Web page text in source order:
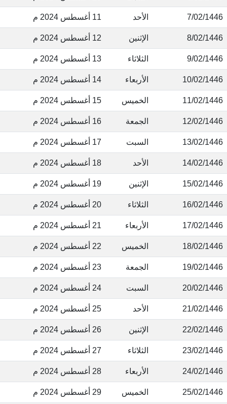
7/02/ الأحد 11 أغسطس 2024 م
8/02/ الإثنين 12 أغسطس 2024 م
9/02/ الثلاثاء 13 أغسطس 2024 م
10/02/ الأربعاء 14 أغسطس 2024 م
11/02/ الخميس 15 أغسطس 2024 م
12/02/ الجمعة 16 أغسطس 2024 م
13/02/ السبت 17 أغسطس 2024 م
14/02/ الأحد 18 أغسطس 2024 م
15/02/ الإثنين 19 أغسطس 2024 م
16/02/ الثلاثاء 20 أغسطس 2024 م
17/02/ الأربعاء 21 أغسطس 2024 م
18/02/ الخميس 22 أغسطس 2024 م
19/02/ الجمعة 23 أغسطس 2024 م
20/02/ السبت 24 أغسطس 2024 م
21/02/ الأحد 25 أغسطس 2024 م
22/02/ الإثنين 26 أغسطس 2024 م
23/02/ الثلاثاء 27 أغسطس 2024 م
24/02/ الأربعاء 28 أغسطس 2024 م
25/02/ الخميس 29 أغسطس 2024 م